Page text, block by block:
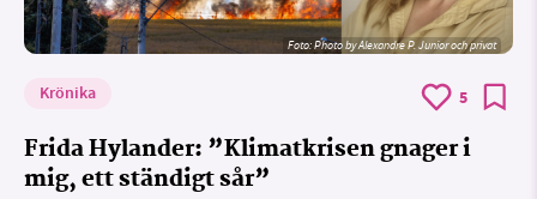
Foto:Photo by Alexandre P. Junior och privat
Krönika 5
Frida Hylander: ”Klimatkrisen gnager i
mig, ett ständigt sår”